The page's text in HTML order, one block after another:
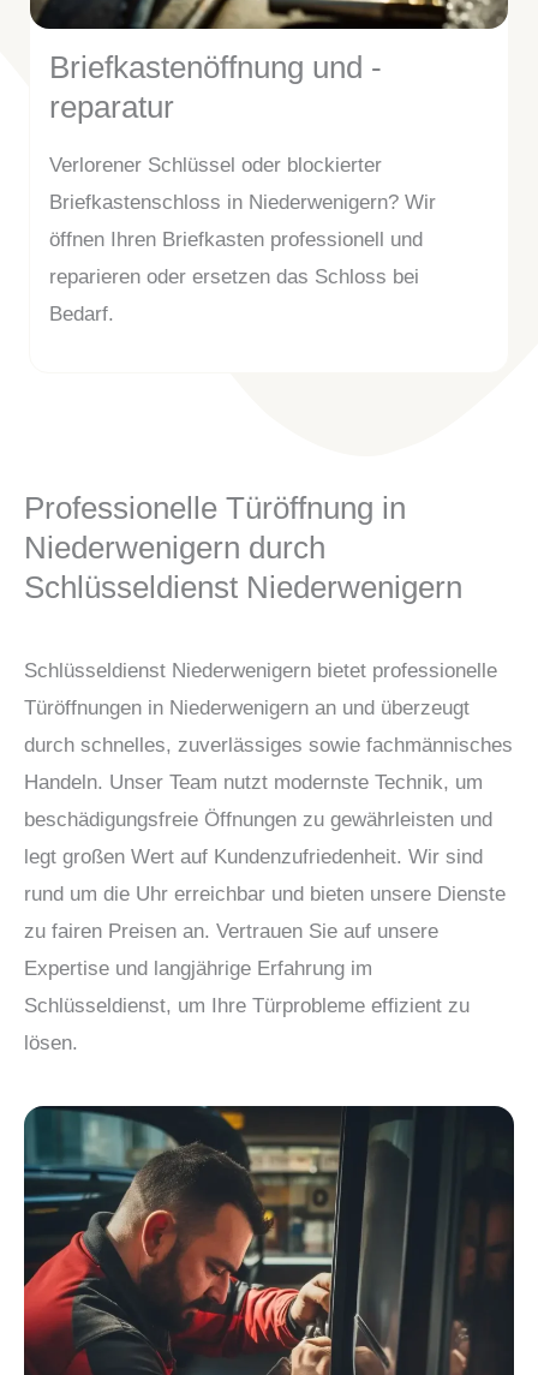
Briefkastenöffnung und -
reparatur
Verlorener Schlüssel oder blockierter
Briefkastenschloss in Niederwenigern? Wir
öffnen Ihren Briefkasten professionell und
reparieren oder ersetzen das Schloss bei
Bedarf.
Professionelle Türöffnung in
Niederwenigern durch
Schlüsseldienst Niederwenigern
Schlüsseldienst Niederwenigern bietet professionelle
Türöffnungen in Niederwenigern an und überzeugt
durch schnelles, zuverlässiges sowie fachmännisches
Handeln. Unser Team nutzt modernste Technik, um
beschädigungsfreie Öffnungen zu gewährleisten und
legt großen Wert auf Kundenzufriedenheit. Wir sind
rund um die Uhr erreichbar und bieten unsere Dienste
zu fairen Preisen an. Vertrauen Sie auf unsere
Expertise und langjährige Erfahrung im
Schlüsseldienst, um Ihre Türprobleme effizient zu
lösen.